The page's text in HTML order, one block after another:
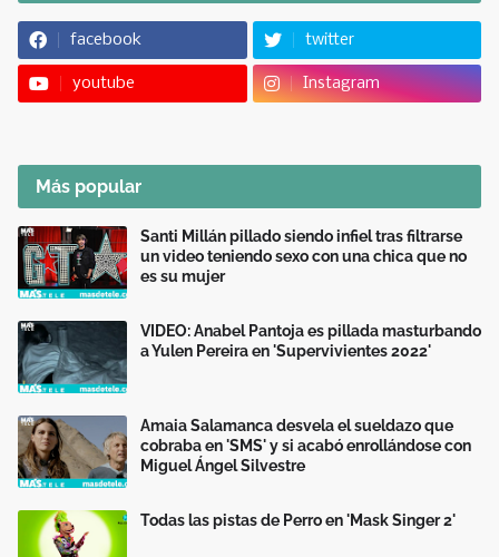
facebook twitter
youtube Instagram
Más popular
Santi Millán pillado siendo infiel tras filtrarse
un video teniendo sexo con una chica que no
es su mujer
VIDEO: Anabel Pantoja es pillada masturbando
a Yulen Pereira en 'Supervivientes 2022'
Amaia Salamanca desvela el sueldazo que
cobraba en 'SMS' y si acabó enrollándose con
Miguel Ángel Silvestre
Todas las pistas de Perro en 'Mask Singer 2'